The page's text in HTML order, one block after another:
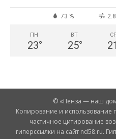
73 %
ПН
23°
ВТ
25° 21
© «Пенза — наш
Копирование и использование
частичное цитирование
гиперссылки на сайт nd58.ru.